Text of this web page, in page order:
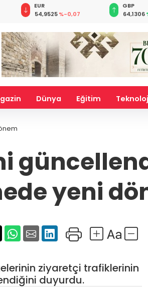
GBP
64,1306%0,11
CHF
58,5642
Dünya Eğitim
yeni
ziyaretçi trafiklerinin
duyurdu.